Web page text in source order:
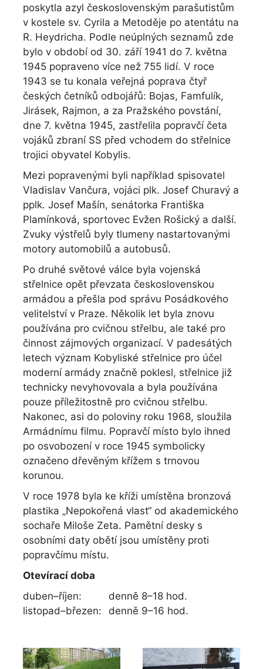
poskytla azyl československým parašutistům
v kostele sv. Cyrila a Metoděje po atentátu na
R. Heydricha. Podle neúplných seznamů zde
bylo v období od 30. září 1941 do 7. května
1945 popraveno více než 755 lidí. V roce
1943 se tu konala veřejná poprava čtyř
českých četníků odbojářů: Bojas, Famfulík,
Jirásek, Rajmon, a za Pražského povstání,
dne 7. května 1945, zastřelila popravčí četa
vojáků zbraní SS před vchodem do střelnice
trojici obyvatel Kobylis.
Mezi popravenými byli například spisovatel
Vladislav Vančura, vojáci plk. Josef Churavý a
pplk. Josef Mašín, senátorka Františka
Plamínková, sportovec Evžen Rošický a další.
Zvuky výstřelů byly tlumeny nastartovanými
motory automobilů a autobusů.
Po druhé světové válce byla vojenská
střelnice opět převzata československou
armádou a přešla pod správu Posádkového
velitelství v Praze. Několik let byla znovu
používána pro cvičnou střelbu, ale také pro
činnost zájmových organizací. V padesátých
letech význam Kobyliské střelnice pro účel
moderní armády značně poklesl, střelnice již
technicky nevyhovovala a byla používána
pouze příležitostně pro cvičnou střelbu.
Nakonec, asi do poloviny roku 1968, sloužila
Armádnímu filmu. Popravčí místo bylo ihned
po osvobození v roce 1945 symbolicky
označeno dřevěným křížem s trnovou
korunou.
V roce 1978 byla ke kříži umístěna bronzová
plastika „Nepokořená vlast“ od akademického
sochaře Miloše Zeta. Pamětní desky s
osobními daty obětí jsou umístěny proti
popravčímu místu.
Otevírací doba
duben–říjen:
denně 8–18 hod.
listopad–březen:
denně 9–16 hod.